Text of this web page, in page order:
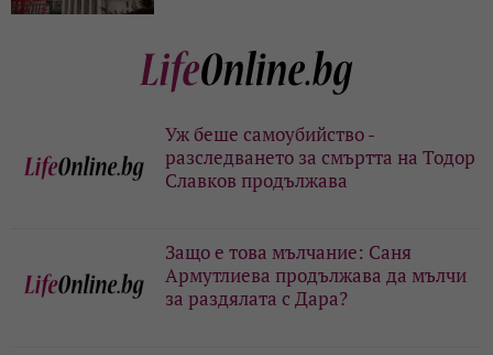
Уж беше самоубийство -
разследването за смъртта на Тодор
Славков продължава
Защо е това мълчание: Саня
Армутлиева продължава да мълчи
за раздялата с Дара?